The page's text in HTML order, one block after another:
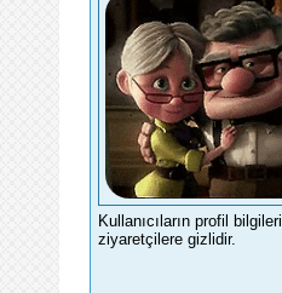
Kullanıcıların profil bilgileri
ziyaretçilere gizlidir.